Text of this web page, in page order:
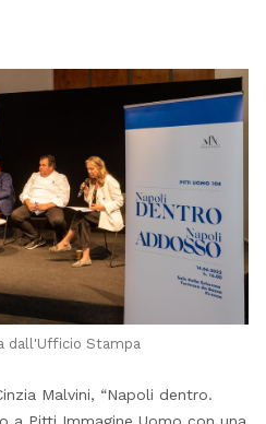
dall'Ufficio Stampa
Malvini, “Napoli dentro.